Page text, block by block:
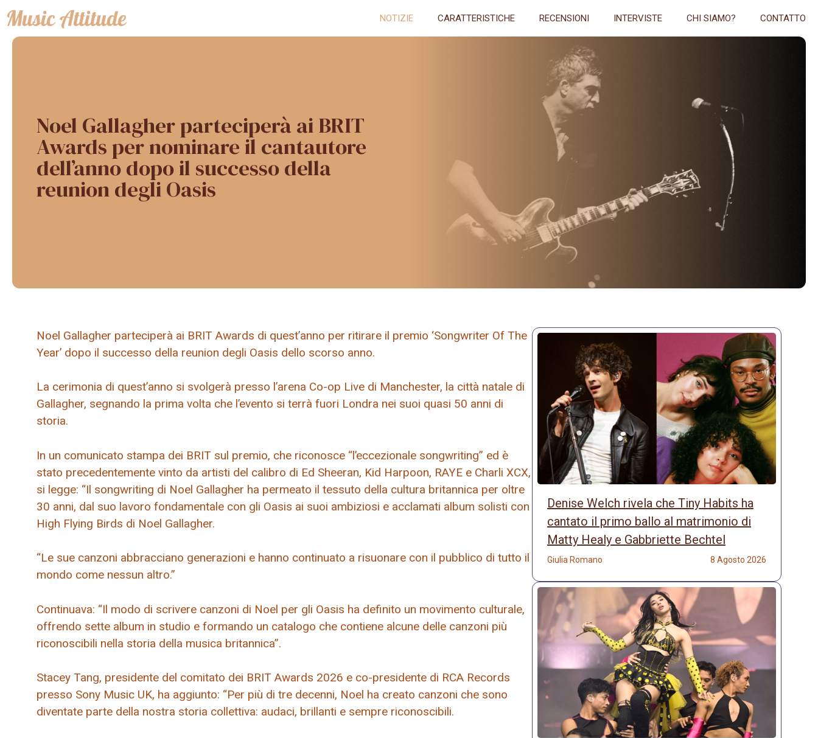
Vai
al
contenuto
NOTIZIE CARATTERISTICHE RECENSIONI INTERVISTE CHI SIAMO? CONTATTO
Noel Gallagher parteciperà ai BRIT
Awards per nominare il cantautore
dell’anno dopo il successo della
reunion degli Oasis
Noel Gallagher parteciperà ai BRIT Awards di quest’anno per ritirare il premio ‘Songwriter Of The
Year’ dopo il successo della reunion degli Oasis dello scorso anno.
La cerimonia di quest’anno si svolgerà presso l’arena Co-op Live di Manchester, la città natale di
Gallagher, segnando la prima volta che l’evento si terrà fuori Londra nei suoi quasi 50 anni di
storia.
In un comunicato stampa dei BRIT sul premio, che riconosce “l’eccezionale songwriting” ed è
stato precedentemente vinto da artisti del calibro di Ed Sheeran, Kid Harpoon, RAYE e Charli XCX,
si legge: “Il songwriting di Noel Gallagher ha permeato il tessuto della cultura britannica per oltre
30 anni, dal suo lavoro fondamentale con gli Oasis ai suoi ambiziosi e acclamati album solisti con
High Flying Birds di Noel Gallagher.
“Le sue canzoni abbracciano generazioni e hanno continuato a risuonare con il pubblico di tutto il
mondo come nessun altro.”
Continuava: “Il modo di scrivere canzoni di Noel per gli Oasis ha definito un movimento culturale,
offrendo sette album in studio e formando un catalogo che contiene alcune delle canzoni più
riconoscibili nella storia della musica britannica”.
Stacey Tang, presidente del comitato dei BRIT Awards 2026 e co-presidente di RCA Records
presso Sony Music UK, ha aggiunto: “Per più di tre decenni, Noel ha creato canzoni che sono
diventate parte della nostra storia collettiva: audaci, brillanti e sempre riconoscibili.
Denise Welch rivela che Tiny Habits ha
cantato il primo ballo al matrimonio di
Matty Healy e Gabbriette Bechtel
Giulia Romano 8 Agosto 2026